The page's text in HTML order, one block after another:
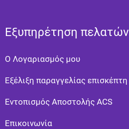
Εξυπηρέτηση πελατών
Ο Λογαριασμός μου
Εξέλιξη παραγγελίας επισκέπτη
Εντοπισμός Αποστολής ACS
Επικοινωνία